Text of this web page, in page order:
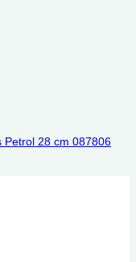
Petrol 28 cm ‎087806